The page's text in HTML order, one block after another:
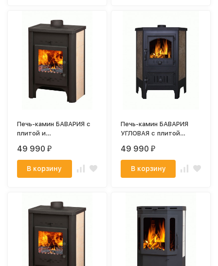
Печь-камин БАВАРИЯ с
плитой и
(ЭкоКамин)
49 990₽
В корзину
Печь-камин БАВАРИЯ
УГЛОВАЯ с плитой
49 990₽
В корзину